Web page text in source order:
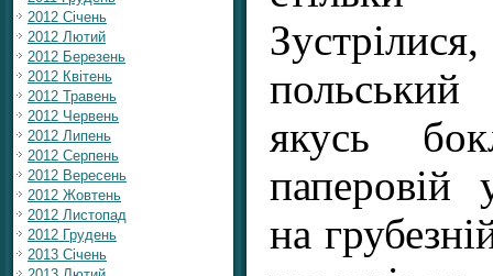
2012 Січень
2012 Лютий
2012 Березень
2012 Квітень
2012 Травень
2012 Червень
2012 Липень
2012 Серпень
2012 Вересень
2012 Жовтень
2012 Листопад
2012 Грудень
2013 Січень
якусь
паперовій
на